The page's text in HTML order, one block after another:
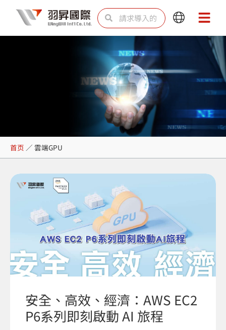
内
SearchSearch
Main
Menu
Main
Menu
雲端GPU
首页 ／ 雲端GPU
安全、高效、經濟：AWS EC2
P6系列即刻啟動 AI 旅程